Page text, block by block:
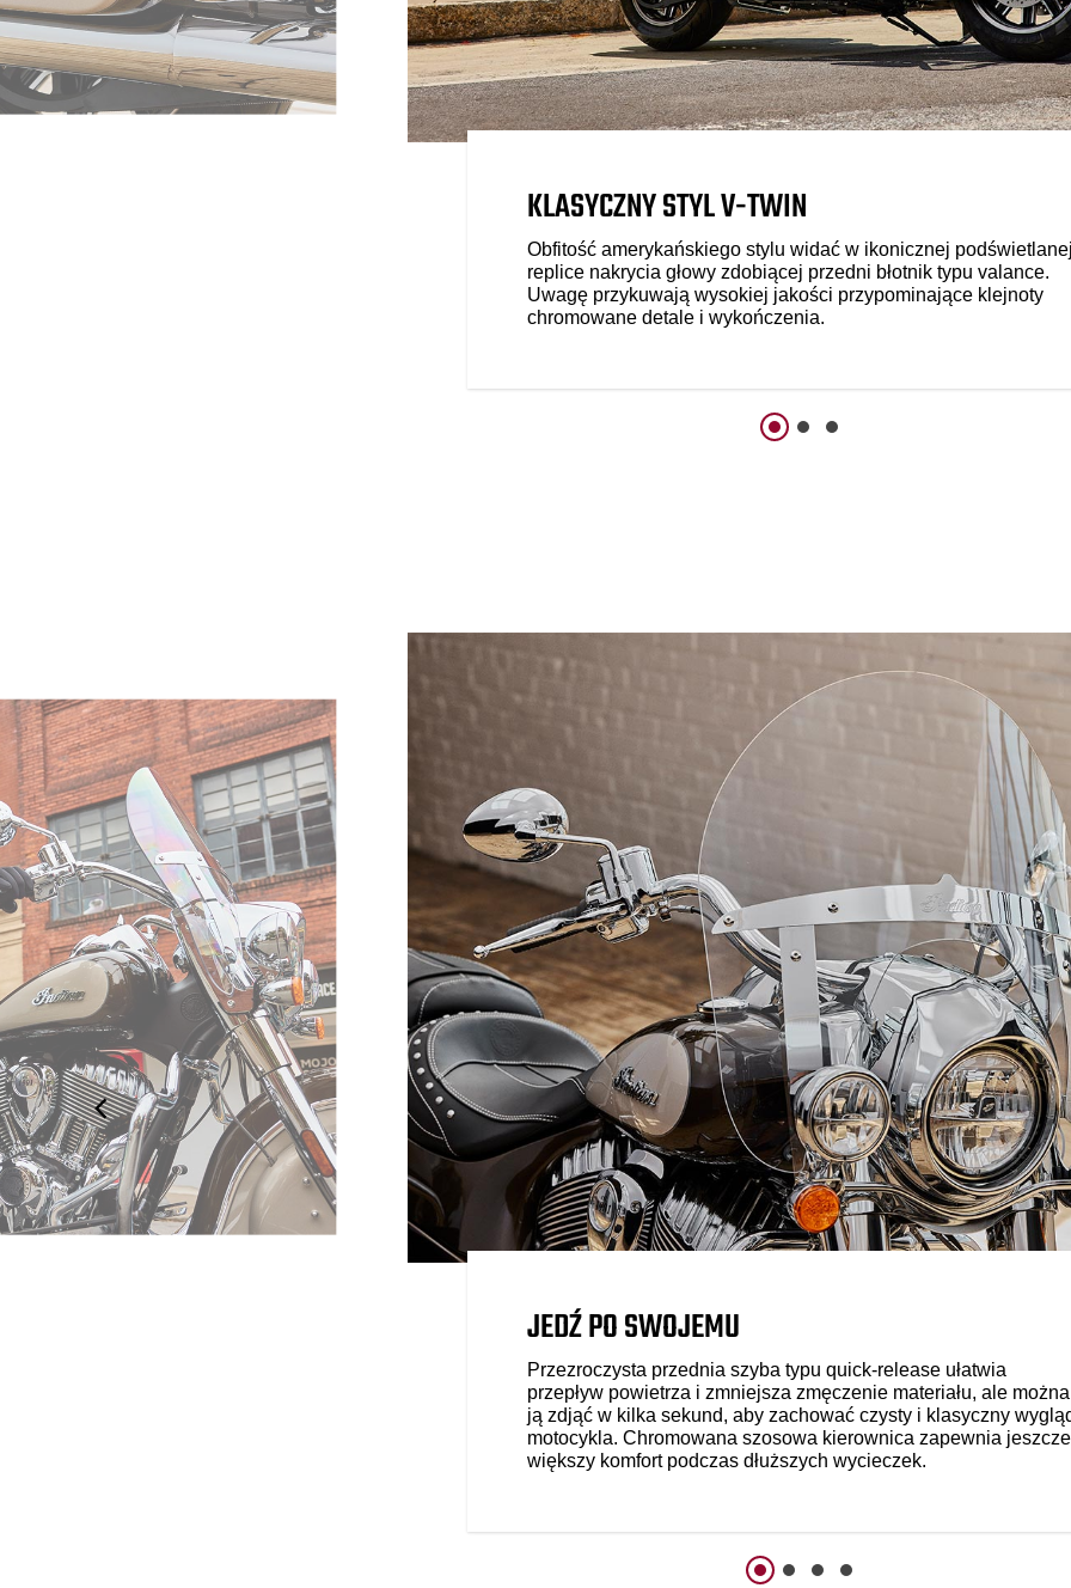
KLASYCZNY STYL V-TWIN
Obfitość amerykańskiego stylu widać w ikonicznej podświetlanej
replice nakrycia głowy zdobiącej przedni błotnik typu valance.
Uwagę przykuwają wysokiej jakości przypominające klejnoty
chromowane detale i wykończenia.
JEDŹ PO SWOJEMU
Przezroczysta przednia szyba typu quick-release ułatwia
przepływ powietrza i zmniejsza zmęczenie materiału, ale można
ją zdjąć w kilka sekund, aby zachować czysty i klasyczny
motocykla. Chromowana szosowa kierownica zapewnia jeszcze
większy komfort podczas dłuższych wycieczek.